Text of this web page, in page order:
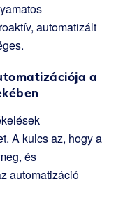
automatizált
a
A kulcs az, hogy a
és
automatizáció